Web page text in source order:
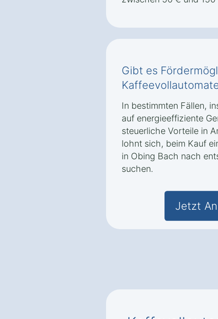
Gibt es
In bestimmten Fällen,
auf energieeffiziente
steuerliche Vorteile in
lohnt sich, beim Kauf
in Obing Bach nach
suchen.
Jetzt